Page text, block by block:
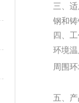
三、
钢和
四、
环境
周围
五、